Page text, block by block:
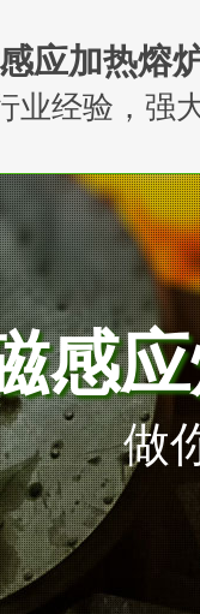
应加热熔
业经验，强
感
做